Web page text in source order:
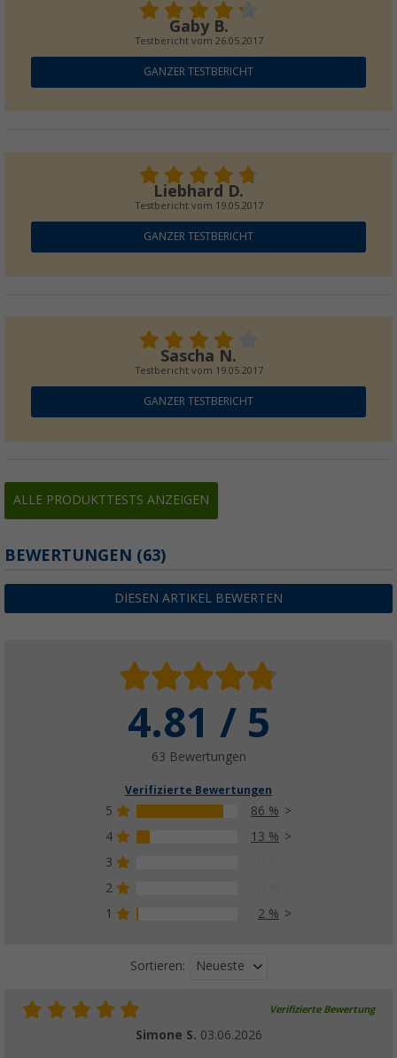
Gaby B.
Testbericht vom 26.05.2017
GANZER TESTBERICHT
Liebhard D.
Testbericht vom 19.05.2017
GANZER TESTBERICHT
Sascha N.
Testbericht vom 19.05.2017
GANZER TESTBERICHT
ALLE PRODUKTTESTS ANZEIGEN
BEWERTUNGEN (63)
DIESEN ARTIKEL BEWERTEN
4.81 / 5
63 Bewertungen
Verifizierte Bewertungen
5
86 %
4
13 %
3
2
1
2 %
Sortieren: Neueste
Verifizierte Bewertung
Simone S. 03.06.2026